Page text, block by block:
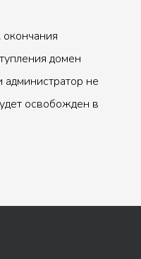
домен
не
освобожден в